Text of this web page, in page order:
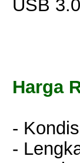
USB
Harga
-
-